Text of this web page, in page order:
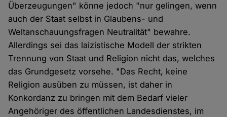
Überzeugungen" könne jedoch "nur gelingen, wenn
auch der Staat selbst in Glaubens- und
Weltanschauungsfragen Neutralität" bewahre.
Allerdings sei das laizistische Modell der strikten
Trennung von Staat und Religion nicht das, welches
das Grundgesetz vorsehe. "Das Recht, keine
Religion ausüben zu müssen, ist daher in
Konkordanz zu bringen mit dem Bedarf vieler
Angehöriger des öffentlichen Landesdienstes, im